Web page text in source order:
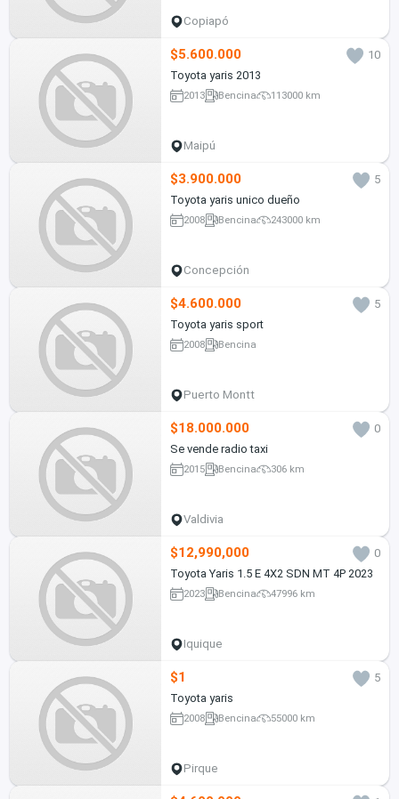
Copiapó
$5.600.000
10
Toyota yaris 2013
2013 Bencina 113000 km
Maipú
$3.900.000
5
Toyota yaris unico dueño
2008 Bencina 243000 km
Concepción
$4.600.000
5
Toyota yaris sport
2008 Bencina
Puerto Montt
$18.000.000
0
Se vende radio taxi
2015 Bencina 306 km
Valdivia
$12,990,000
0
Toyota Yaris 1.5 E 4X2 SDN MT 4P 2023
2023 Bencina 47996 km
Iquique
$1
5
Toyota yaris
2008 Bencina 55000 km
Pirque